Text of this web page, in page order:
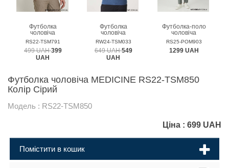
Футболка
чоловіча
MEDICINE
RS22-TSM791
499 UAH399
UAH
Футболка
чоловіча
MEDICINE
RW24-TSM033
649 UAH549
UAH
Футболка-поло
чоловіча
MEDICINE
RS25-POM903
1299 UAH
Футболка чоловіча MEDICINE RS22-TSM850
Колір Сірий
Модель : RS22-TSM850
Ціна : 699 UAH
Помістити в кошик